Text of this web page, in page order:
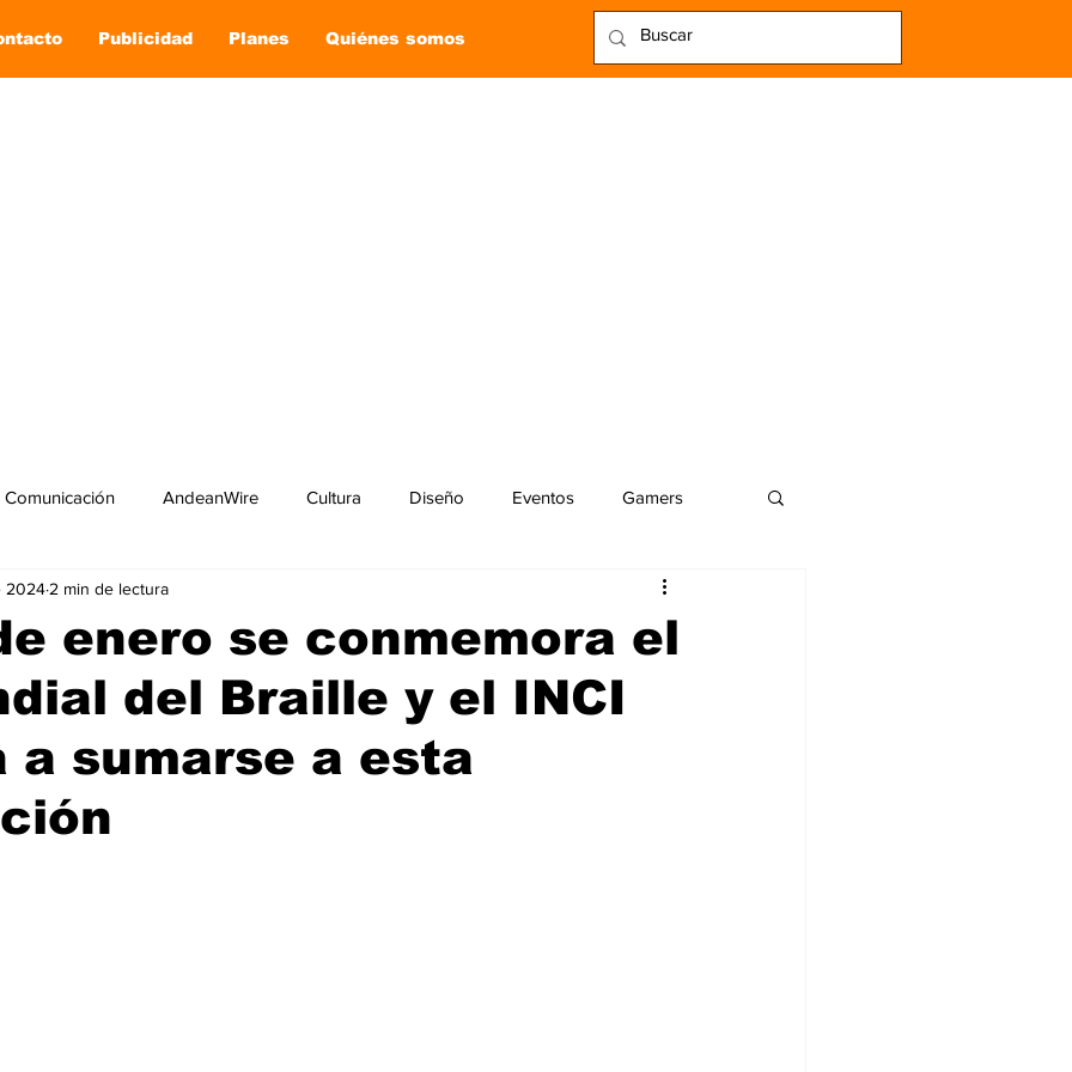
Publicidad Planes Quiénes somos
Comunicación AndeanWire Cultura Diseño Eventos Gamers
Negocios Películas
On line Tecnología Un Café Digital Noticias Tecnología
enero se conmemora el
del Braille y el INCI
a sumarse a esta
2024 2 min de lectura